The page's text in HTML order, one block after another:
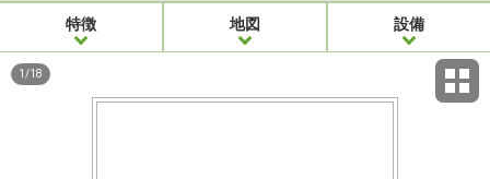
特徴 地図 設備
1 /18